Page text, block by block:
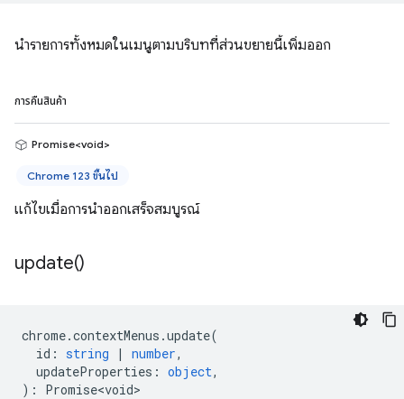
นำรายการทั้งหมดในเมนูตามบริบทที่ส่วนขยายนี้เพิ่มออก
การคืนสินค้า
Promise<void>
Chrome 123 ขึ้นไป
แก้ไขเมื่อการนำออกเสร็จสมบูรณ์
update()
chrome.contextMenus .update(
id : string | number,
updateProperties : object,
) : Promise<void>